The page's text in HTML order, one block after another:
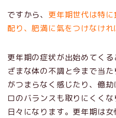
ですから、 更年期世代は特
配り、肥満に氣をつけなけれ
更年期の症状が出始めてく
ざまな体の不調と今まで当
がつまらなく感じたり、億
ロのバランスも取りにくく
日々になります。更年期は